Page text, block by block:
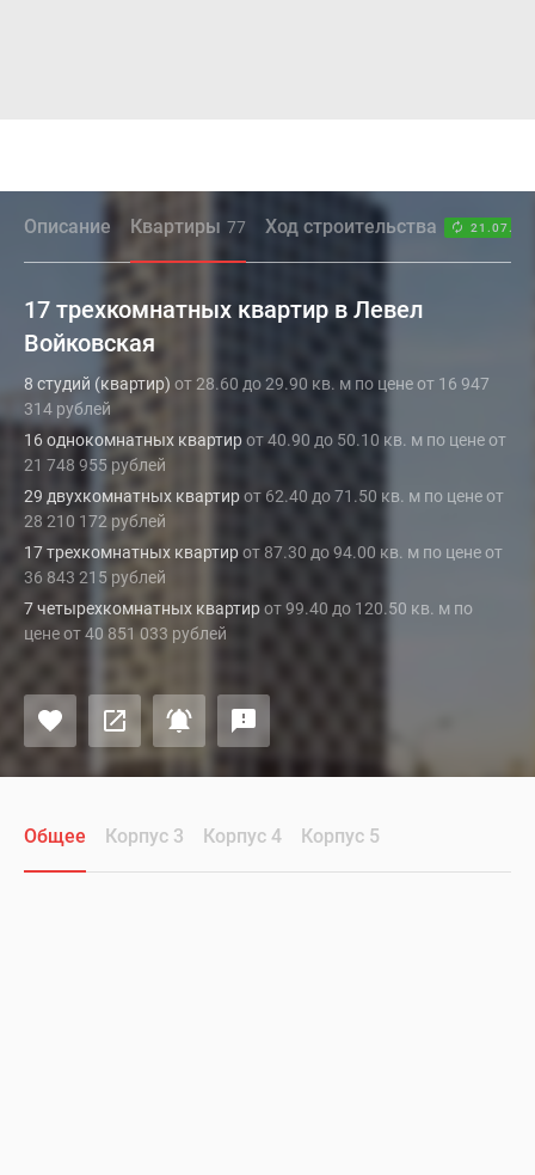
Описание Квартиры 77 Ход строительства 21.07.26
17 трехкомнатных квартир в Левел
Войковская
8 студий (квартир) от 28.60 до 29.90 кв. м по цене от 16 947
314 рублей
16 однокомнатных квартирот 40.90 до 50.10 кв. м по цене от
21 748 955 рублей
29 двухкомнатных квартирот 62.40 до 71.50 кв. м по цене от
28 210 172 рублей
17 трехкомнатных квартирот 87.30 до 94.00 кв. м по цене от
36 843 215 рублей
7 четырехкомнатных квартирот 99.40 до 120.50 кв. м по
цене от 40 851 033 рублей
Общее Корпус 3 Корпус 4 Корпус 5